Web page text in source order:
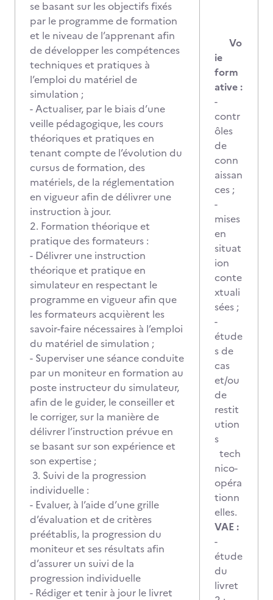
se basant sur les objectifs fixés
par le programme de formation
et le niveau de l’apprenant afin
de développer les compétences
techniques et pratiques à
l’emploi du matériel de
simulation ;
- Actualiser, par le biais d’une
veille pédagogique, les cours
théoriques et pratiques en
tenant compte de l’évolution du
cursus de formation, des
matériels, de la réglementation
en vigueur afin de délivrer une
instruction à jour.
2. Formation théorique et
pratique des formateurs :
- Délivrer une instruction
théorique et pratique en
simulateur en respectant le
programme en vigueur afin que
les formateurs acquièrent les
savoir-faire nécessaires à l’emploi
du matériel de simulation ;
- Superviser une séance conduite
par un moniteur en formation au
poste instructeur du simulateur,
afin de le guider, le conseiller et
le corriger, sur la manière de
délivrer l’instruction prévue en
se basant sur son expérience et
son expertise ;
3. Suivi de la progression
individuelle :
- Evaluer, à l’aide d’une grille
d’évaluation et de critères
préétablis, la progression du
moniteur et ses résultats afin
d’assurer un suivi de la
progression individuelle
- Rédiger et tenir à jour le livret
Vo
ie
form
ative :
-
contr
ôles
de
conn
aissan
ces ;
-
mises
en
situat
ion
conte
xtuali
sées ;
-
étude
s de
cas
et/ou
de
restit
ution
s
tech
nico-
opéra
tionn
elles.
VAE :
-
étude
du
livret